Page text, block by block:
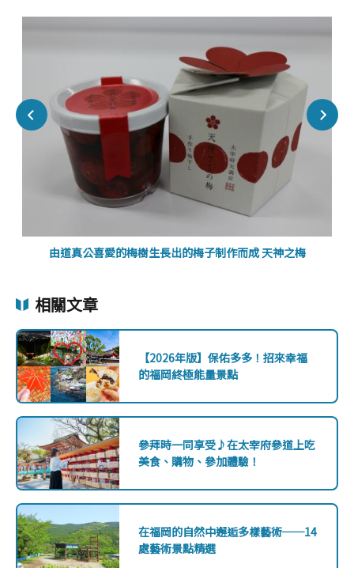
由道真公喜愛的梅樹生長出的梅子制作而成 天神之梅
相關文章
【2026年版】保佑多多！招來幸福
的福岡終極能量景點
參拜時一同享受♪在太宰府參道上吃
美食、購物、參加體驗！
在福岡的自然中邂逅多樣藝術──14
處藝術景點精選